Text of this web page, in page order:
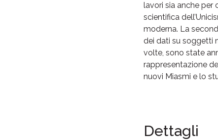
lavori sia anche per
scientifica
moderna. La
dei dati su soggetti
volte, sono state
rappresentazione
nuovi Miasmi e lo
Dettagli